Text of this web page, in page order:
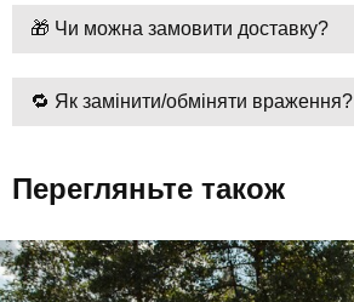
🎁 Чи можна замовити доставку?
🔁 Як замінити/обміняти враження?
Перегляньте також